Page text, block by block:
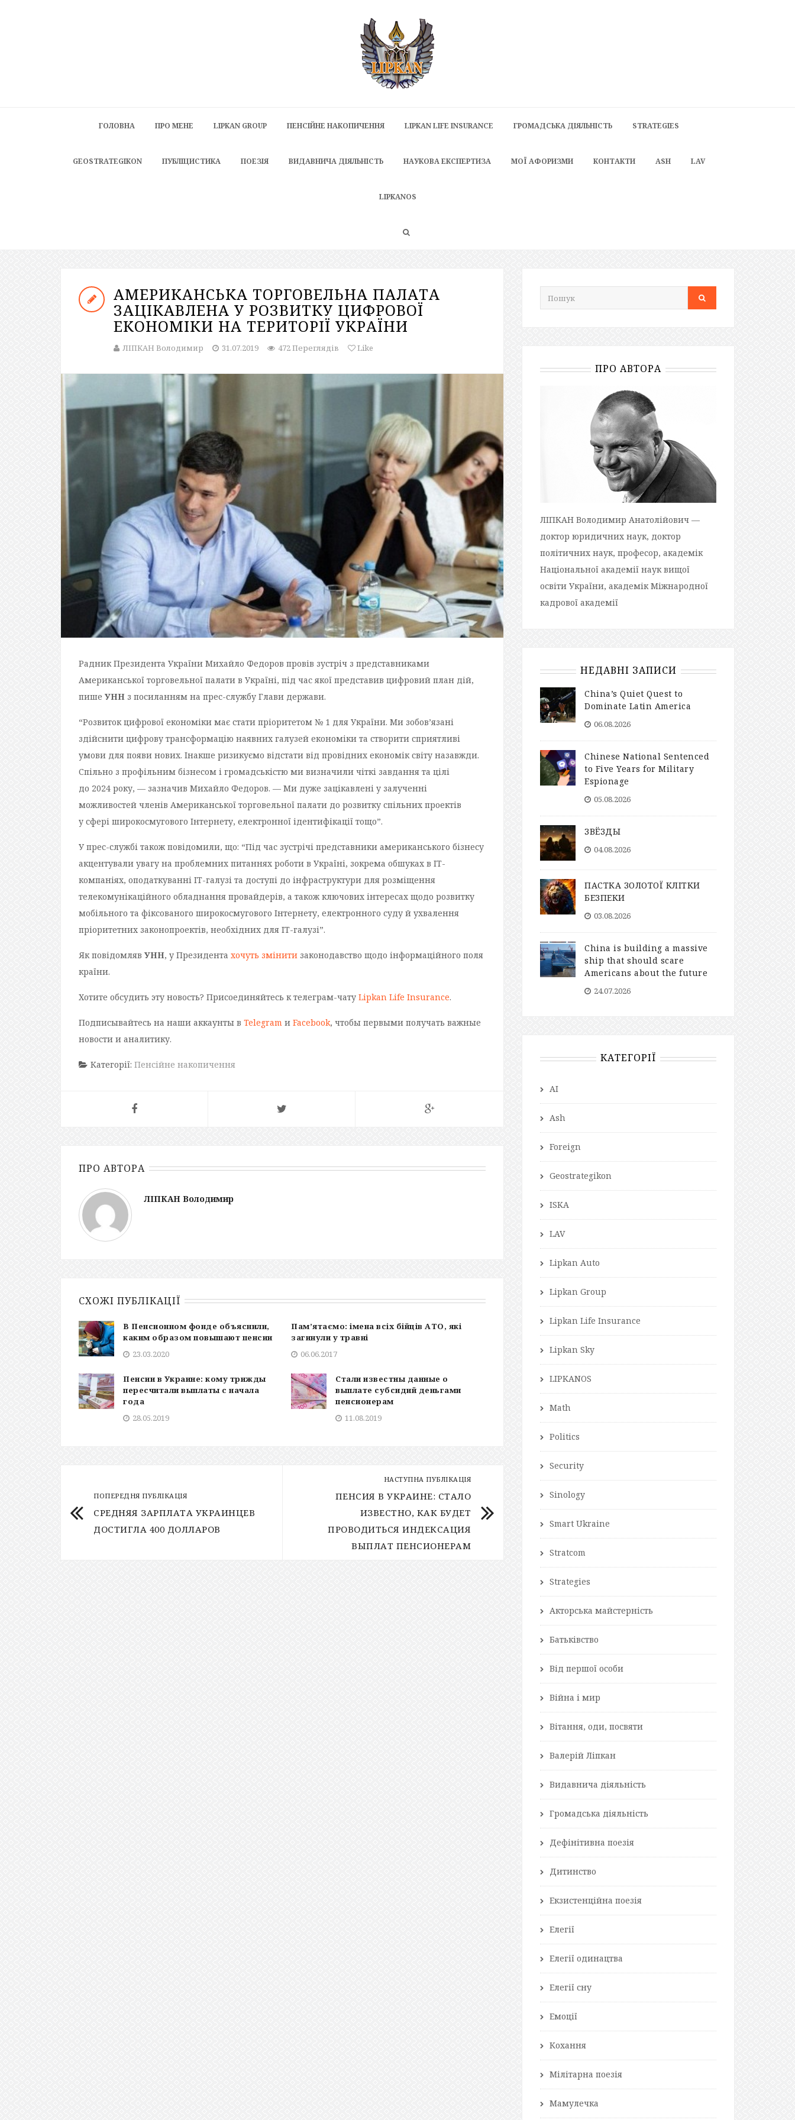
ГОЛОВНА ПРО МЕНЕ LIPKAN GROUP ПЕНСІЙНЕ НАКОПИЧЕННЯ LIPKAN LIFE INSURANCE ГРОМАДСЬКА ДІЯЛЬНІСТЬ STRATEGIES
GEOSTRATEGIKON ПУБЛІЦИСТИКА ПОЕЗІЯ ВИДАВНИЧА ДІЯЛЬНІСТЬ НАУКОВА ЕКСПЕРТИЗА МОЇ АФОРИЗМИ КОНТАКТИ ASH LAV
LIPKANOS
АМЕРИКАНСЬКА ТОРГОВЕЛЬНА ПАЛАТА
ЗАЦІКАВЛЕНА У РОЗВИТКУ ЦИФРОВОЇ
ЕКОНОМІКИ НА ТЕРИТОРІЇ УКРАЇНИ
ЛІПКАН Володимир 31.07.2019 472 Переглядів Like
Радник Президента України Михайло Федоров провів зустріч з представниками
Американської торговельної палати в Україні, під час якої представив цифровий план дій,
пише УНН з посиланням на прес-службу Глави держави.
“Розвиток цифрової економіки має стати пріоритетом № 1 для України. Ми зобов’язані
здійснити цифрову трансформацію наявних галузей економіки та створити сприятливі
умови для появи нових. Інакше ризикуємо відстати від провідних економік світу назавжди.
Спільно з профільним бізнесом і громадськістю ми визначили чіткі завдання та цілі
до 2024 року, — зазначив Михайло Федоров. — Ми дуже зацікавлені у залученні
можливостей членів Американської торговельної палати до розвитку спільних проектів
у сфері широкосмугового Інтернету, електронної ідентифікації тощо”.
У прес-службі також повідомили, що: “Під час зустрічі представники американського бізнесу
акцентували увагу на проблемних питаннях роботи в Україні, зокрема обшуках в ІТ-
компаніях, оподаткуванні ІТ-галузі та доступі до інфраструктури для розміщення
телекомунікаційного обладнання провайдерів, а також ключових інтересах щодо розвитку
мобільного та фіксованого широкосмугового Інтернету, електронного суду й ухвалення
пріоритетних законопроектів, необхідних для ІТ-галузі”.
Як повідомляв УНН, у Президента хочуть змінити законодавство щодо інформаційного поля
країни.
Хотите обсудить эту новость? Присоединяйтесь к телеграм-чату Lipkan Life Insurance.
Подписывайтесь на наши аккаунты в Telegram и Facebook, чтобы первыми получать важные
новости и аналитику.
Категорії: Пенсійне накопичення
ПРО АВТОРА
ЛІПКАН Володимир
СХОЖІ ПУБЛІКАЦІЇ
В Пенсионном фонде объяснили,
каким образом повышают пенсии
23.03.2020
Пам’ятаємо: імена всіх бійців АТО, які
загинули у травні
06.06.2017
Пенсии в Украине: кому трижды
пересчитали выплаты с начала
года
28.05.2019
Стали известны данные о
выплате субсидий деньгами
пенсионерам
11.08.2019
ПОПЕРЕДНЯ ПУБЛІКАЦІЯ
СРЕДНЯЯ ЗАРПЛАТА УКРАИНЦЕВ
ДОСТИГЛА 400 ДОЛЛАРОВ
НАСТУПНА ПУБЛІКАЦІЯ
ПЕНСИЯ В УКРАИНЕ: СТАЛО
ИЗВЕСТНО, КАК БУДЕТ
ПРОВОДИТЬСЯ ИНДЕКСАЦИЯ
ВЫПЛАТ ПЕНСИОНЕРАМ
ПРО АВТОРА
ЛІПКАН Володимир Анатолійович —
доктор юридичних наук, доктор
політичних наук, професор, академік
Національної академії наук вищої
освіти України, академік Міжнародної
кадрової академії
НЕДАВНІ ЗАПИСИ
China’s Quiet Quest to
Dominate Latin America
06.08.2026
Chinese National Sentenced
to Five Years for Military
Espionage
05.08.2026
ЗВЁЗДЫ
04.08.2026
ПАСТКА ЗОЛОТОЇ КЛІТКИ
БЕЗПЕКИ
03.08.2026
China is building a massive
ship that should scare
Americans about the future
24.07.2026
КАТЕГОРІЇ
AI
Ash
Foreign
Geostrategikon
ISKA
LAV
Lipkan Auto
Lipkan Group
Lipkan Life Insurance
Lipkan Sky
LIPKANOS
Math
Politics
Security
Sinology
Smart Ukraine
Stratcom
Strategies
Акторська майстерність
Батьківство
Від першої особи
Війна і мир
Вітання, оди, посвяти
Валерій Ліпкан
Видавнича діяльність
Громадська діяльність
Дефінітивна поезія
Дитинство
Екзистенційна поезія
Елегії
Елегії одинацтва
Елегії сну
Емоції
Кохання
Мілітарна поезія
Мамулечка